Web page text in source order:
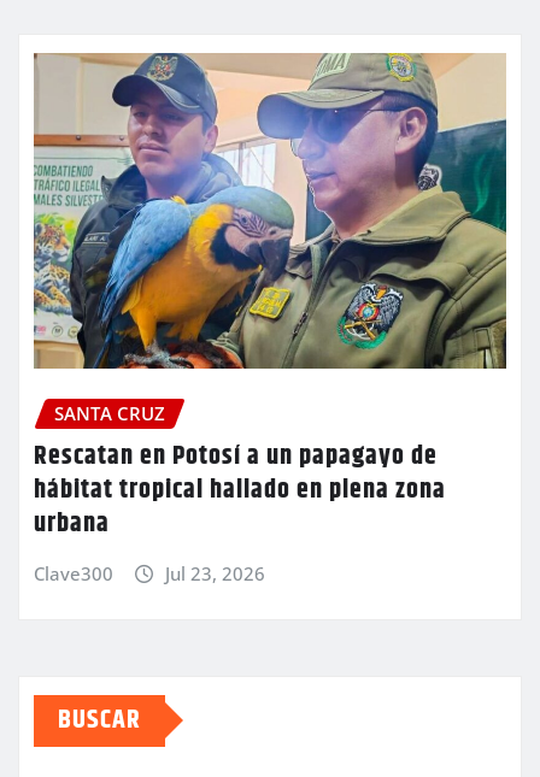
SANTA CRUZ
Rescatan en Potosí a un papagayo de
hábitat tropical hallado en plena zona
urbana
Clave300 Jul 23, 2026
BUSCAR